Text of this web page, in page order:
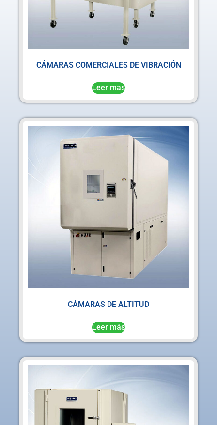
CÁMARAS COMERCIALES DE VIBRACIÓN
Leer más
CÁMARAS DE ALTITUD
Leer más